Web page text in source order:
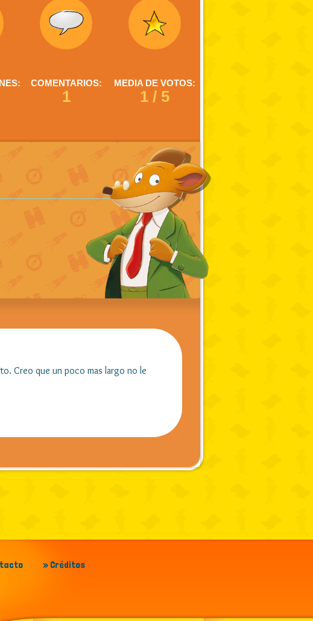
COMENTARIOS:
1
MEDIA DE VOTOS:
1 / 5
Creo que un poco mas largo no le
» Créditos